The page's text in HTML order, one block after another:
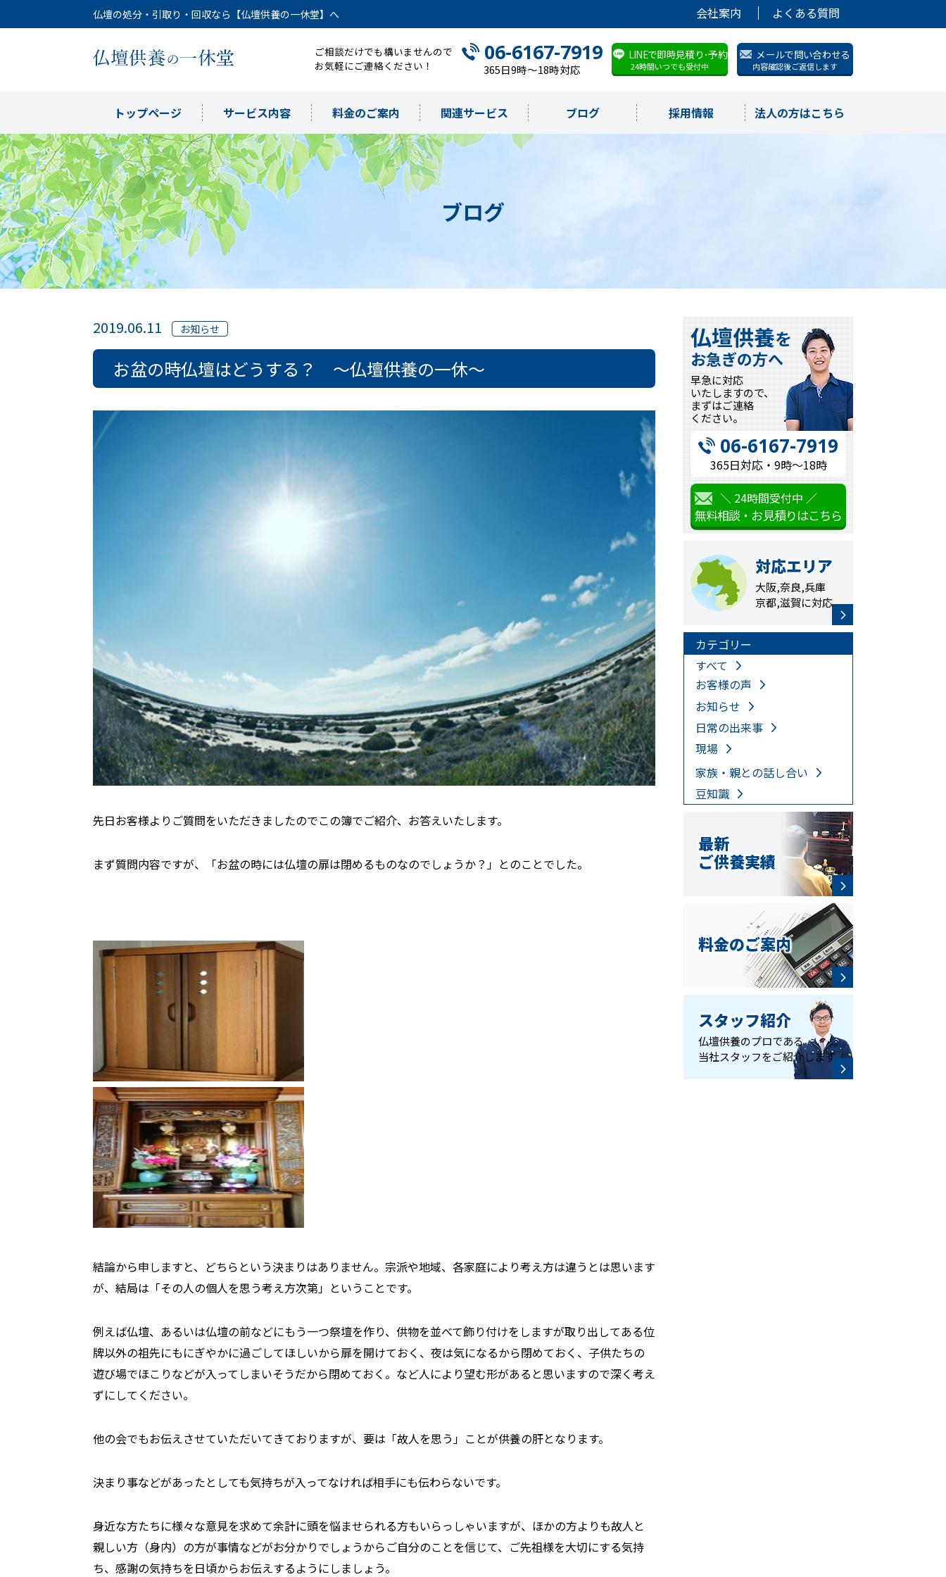
仏壇の処分・引取り・回収なら【仏壇供養の一休堂】へ 会社案内 よくある質問
ご相談だけでも構いませんので
お気軽にご連絡ください！
06-6167-7919
365日9時～18時対応
LINEで即時見積り･予約
24時間いつでも受付中
メールで問い合わせる
内容確認後ご返信します
トップページ サービス内容 料金のご案内 関連サービス ブログ 採用情報 法人の方はこちら
ブログ
2019.06.11 お知らせ
お盆の時仏壇はどうする？ ～仏壇供養の一休～
先日お客様よりご質問をいただきましたのでこの簿でご紹介、お答えいたします。
まず質問内容ですが、「お盆の時には仏壇の扉は閉めるものなのでしょうか？」とのことでした。
結論から申しますと、どちらという決まりはありません。宗派や地域、各家庭により考え方は違うとは思います
が、結局は「その人の個人を思う考え方次第」ということです。
例えば仏壇、あるいは仏壇の前などにもう一つ祭壇を作り、供物を並べて飾り付けをしますが取り出してある位
牌以外の祖先にもにぎやかに過ごしてほしいから扉を開けておく、夜は気になるから閉めておく、子供たちの
遊び場でほこりなどが入ってしまいそうだから閉めておく。など人により望む形があると思いますので深く考え
ずにしてください。
他の会でもお伝えさせていただいてきておりますが、要は「故人を思う」ことが供養の肝となります。
決まり事などがあったとしても気持ちが入ってなければ相手にも伝わらないです。
身近な方たちに様々な意見を求めて余計に頭を悩ませられる方もいらっしゃいますが、ほかの方よりも故人と
親しい方（身内）の方が事情などがお分かりでしょうからご自分のことを信じて、ご先祖様を大切にする気持
ち、感謝の気持ちを日頃からお伝えするようにしましょう。
仏壇供養を
お急ぎの方へ
早急に対応
いたしますので、
まずはご連絡
ください。
06-6167-7919
365日対応・9時〜18時
＼ 24時間受付中 ／
無料相談・お見積りはこちら
対応エリア
大阪,奈良,兵庫
京都,滋賀に対応
カテゴリー
すべて
お客様の声
お知らせ
日常の出来事
現場
家族・親との話し合い
豆知識
最新
ご供養実績
料金のご案内
スタッフ紹介
仏壇供養のプロである
当社スタッフをご紹介します